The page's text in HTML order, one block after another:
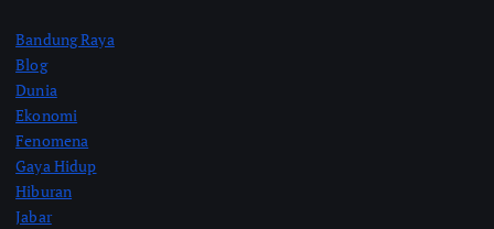
Bandung Raya
Blog
Dunia
Ekonomi
Fenomena
Gaya Hidup
Hiburan
Jabar